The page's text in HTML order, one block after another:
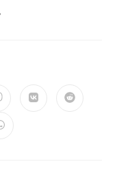
Открывается